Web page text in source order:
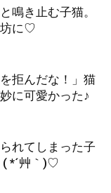
鳴き止む子猫。
坊に♡
拒んだな！」猫
に可愛かった♪
れてしまった子
( *´艸｀)♡